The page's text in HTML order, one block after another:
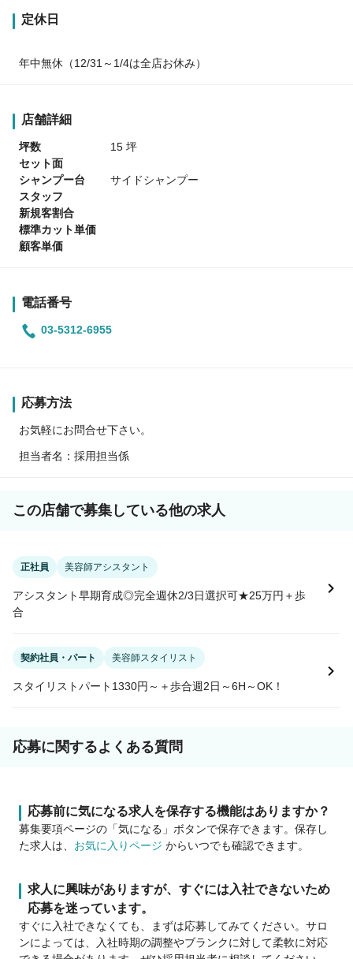
定休日
年中無休（12/31～1/4は全店お休み）
店舗詳細
坪数
15 坪
セット面
シャンプー台
サイドシャンプー
スタッフ
新規客割合
標準カット単価
顧客単価
電話番号
03-5312-6955
応募方法
お気軽にお問合せ下さい。
担当者名：採用担当係
この店舗で募集している他の求人
正社員 美容師アシスタント
アシスタント早期育成◎完全週休2/3日選択可★25万円＋歩
合
契約社員・パート 美容師スタイリスト
スタイリストパート1330円～＋歩合週2日～6H～OK！
応募に関するよくある質問
応募前に気になる求人を保存する機能はありますか？
募集要項ページの「気になる」ボタンで保存できます。保存し
た求人は、 お気に入りページ からいつでも確認できます。
求人に興味がありますが、すぐには入社できないため
応募を迷っています。
すぐに入社できなくても、まずは応募してみてください。サロ
ンによっては、入社時期の調整やブランクに対して柔軟に対応